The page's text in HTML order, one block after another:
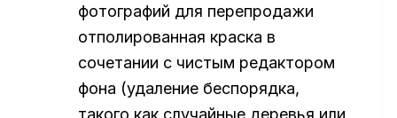
фотографий для перепродажи
отполированная краска в
сочетании с чистым редактором
фона (удаление беспорядка,
такого как случайные деревья или